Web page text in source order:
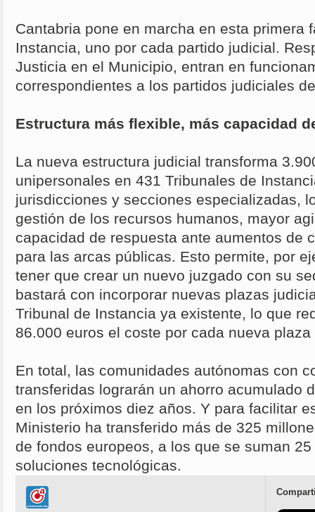
Cantabria pone en marcha en esta primera
Instancia, uno por cada partido judicial.
Justicia en el Municipio, entran en
correspondientes a los partidos judiciales
Estructura más flexible, más capacidad
La nueva estructura judicial transforma
unipersonales en 431 Tribunales de
jurisdicciones y secciones especializadas,
gestión de los recursos humanos, mayor
capacidad de respuesta ante aumentos de
para las arcas públicas. Esto permite, por
tener que crear un nuevo juzgado con su
bastará con incorporar nuevas plazas
Tribunal de Instancia ya existente, lo que
86.000 euros el coste por cada nueva
En total, las comunidades autónomas con
transferidas lograrán un ahorro acumulado
en los próximos diez años. Y para facilitar
Ministerio ha transferido más de 325
de fondos europeos, a los que se suman
soluciones tecnológicas.